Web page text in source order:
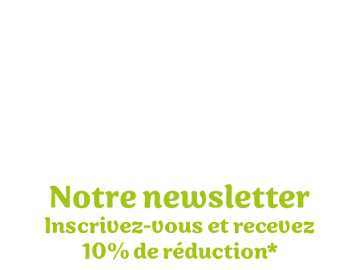
Notre newsletter
Inscrivez-vous et recevez
10% de réduction*